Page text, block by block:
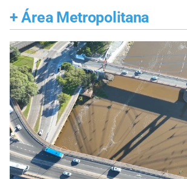
+ Área Metropolitana